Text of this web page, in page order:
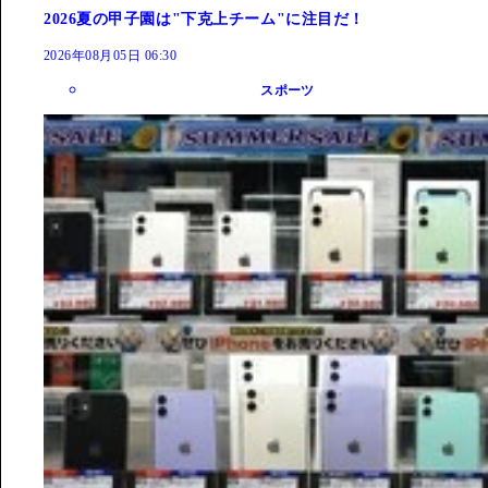
2026夏の甲子園は"下克上チーム"に注目だ！
2026年08月05日 06:30
スポーツ